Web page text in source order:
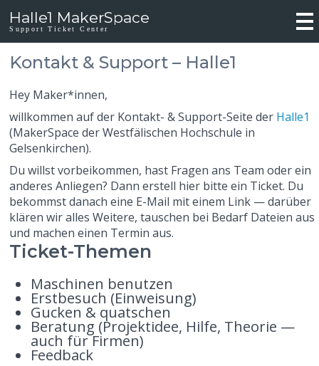
Halle1 MakerSpace
Support Ticket Center
Kontakt & Support – Halle1
Hey Maker*innen,
willkommen auf der Kontakt- & Support-Seite der Halle1
(MakerSpace der Westfälischen Hochschule in
Gelsenkirchen).
Du willst vorbeikommen, hast Fragen ans Team oder ein
anderes Anliegen? Dann erstell hier bitte ein Ticket. Du
bekommst danach eine E-Mail mit einem Link — darüber
klären wir alles Weitere, tauschen bei Bedarf Dateien aus
und machen einen Termin aus.
Ticket-Themen
Maschinen benutzen
Erstbesuch (Einweisung)
Gucken & quatschen
Beratung (Projektidee, Hilfe, Theorie —
auch für Firmen)
Feedback